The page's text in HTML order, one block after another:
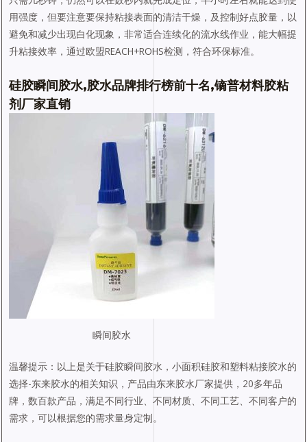
用强度，但要注意要保持粘接表面的清洁干燥，及控制好点胶量，以
避免和减少出现白化现象，非常适合连续化的流水线作业，能大幅提
升粘接效率，通过欧盟REACH+ROHS检测，符合环保标准。
硅胶瞬间胶水,胶水品牌排行榜前十名,镝普材料胶粘
剂厂家直销
瞬间胶水
温馨提示：以上是关于硅胶瞬间胶水，小面积硅胶和塑料粘接胶水的
选择-东来胶水的相关知识，产品由东来胶水厂家提供，20多年品
牌，数百款产品，满足不同行业、不同材质、不同工艺、不同客户的
需求，可以根据您的需求量身定制。